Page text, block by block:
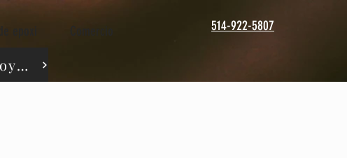
514-922-5807
epoxi
Haga clic aquí para personalizar su proyecto